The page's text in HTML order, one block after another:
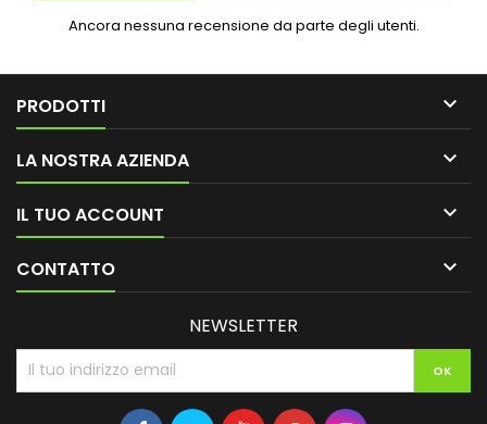
Ancora nessuna recensione da parte degli utenti.
PRODOTTI 
LA NOSTRA AZIENDA 
IL TUO ACCOUNT 
CONTATTO 
NEWSLETTER